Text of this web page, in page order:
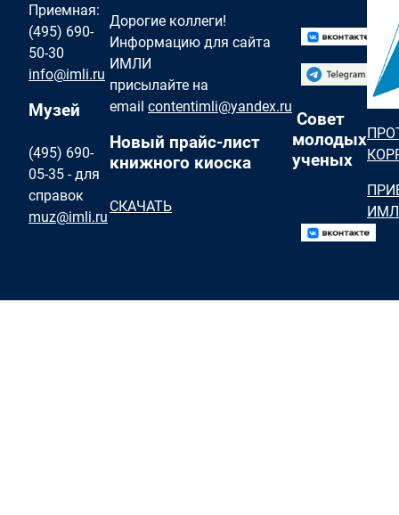
Приемная:
(495) 690-
50-30
info@imli.ru
Музей
(495) 690-
05-35 - для
справок
muz@imli.ru
Дорогие коллеги!
Информацию для сайта
ИМЛИ
присылайте на
email contentimli@yandex.ru
Новый прайс-лист
книжного киоска
СКАЧАТЬ
Совет
молодых
ученых